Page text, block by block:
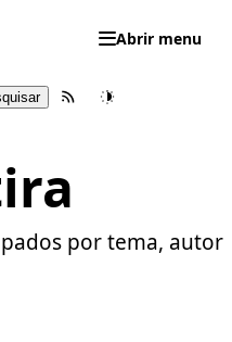
Abrir menu
Feed RSSTema
por tema, autor